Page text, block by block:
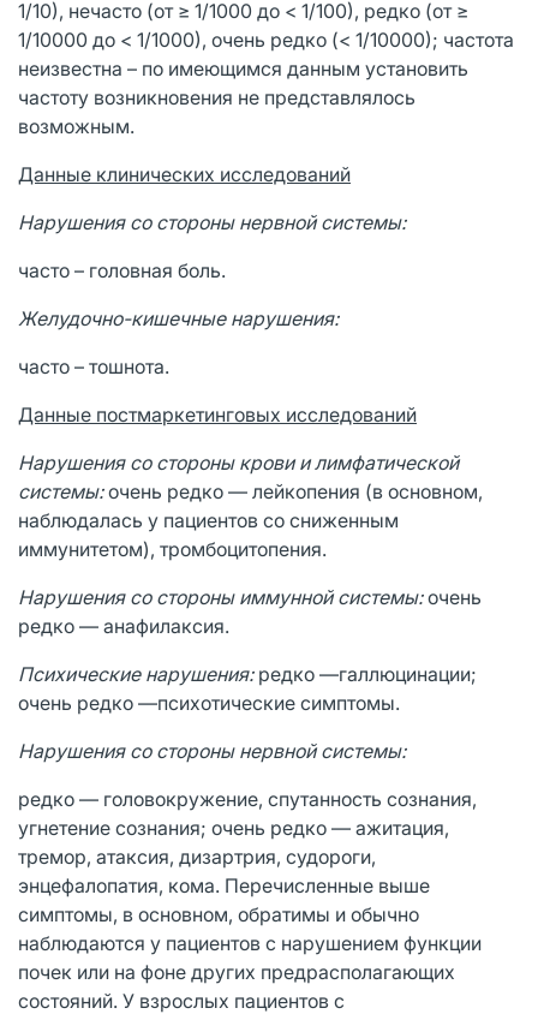
1/10), нечасто (от ≥ 1/1000 до < 1/100), редко (от ≥
1/10000 до < 1/1000), очень редко (< 1/10000); частота
неизвестна – по имеющимся данным установить
частоту возникновения не представлялось
возможным.
Данные клинических исследований
Нарушения со стороны нервной системы:
часто – головная боль.
Желудочно-кишечные нарушения:
часто – тошнота.
Данные постмаркетинговых исследований
Нарушения со стороны крови и лимфатической
системы:очень редко — лейкопения (в основном,
наблюдалась у пациентов со сниженным
иммунитетом), тромбоцитопения.
Нарушения со стороны иммунной системы:очень
редко — анафилаксия.
Психические нарушения:редко —галлюцинации;
очень редко —психотические симптомы.
Нарушения со стороны нервной системы:
редко — головокружение, спутанность сознания,
угнетение сознания; очень редко — ажитация,
тремор, атаксия, дизартрия, судороги,
энцефалопатия, кома. Перечисленные выше
симптомы, в основном, обратимы и обычно
наблюдаются у пациентов с нарушением функции
почек или на фоне других предрасполагающих
состояний. У взрослых пациентов с